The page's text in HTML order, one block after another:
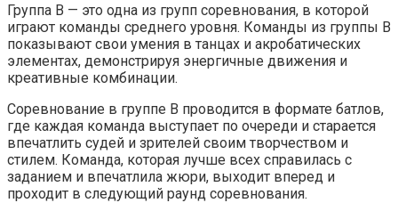
Группа B — это одна из групп соревнования, в которой
играют команды среднего уровня. Команды из группы B
показывают свои умения в танцах и акробатических
элементах, демонстрируя энергичные движения и
креативные комбинации.
Соревнование в группе B проводится в формате батлов,
где каждая команда выступает по очереди и старается
впечатлить судей и зрителей своим творчеством и
стилем. Команда, которая лучше всех справилась с
заданием и впечатлила жюри, выходит вперед и
проходит в следующий раунд соревнования.